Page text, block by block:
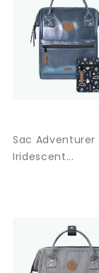
Sac Adventurer
Iridescent...